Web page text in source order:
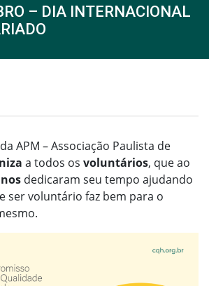
– DIA INTERNACIONAL
APM – Associação Paulista de
a todos os voluntários, que ao
dedicaram seu tempo ajudando
ser voluntário faz bem para o